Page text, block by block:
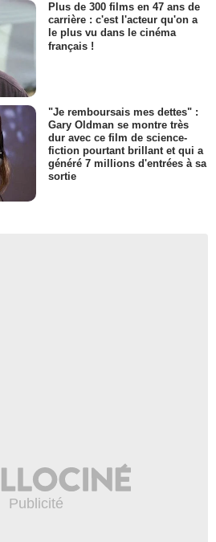
Plus de 300 films en 47 ans de
carrière : c'est l'acteur qu'on a
le plus vu dans le cinéma
français !
"Je remboursais mes dettes" :
Gary Oldman se montre très
dur avec ce film de science-
fiction pourtant brillant et qui a
généré 7 millions d'entrées à sa
sortie